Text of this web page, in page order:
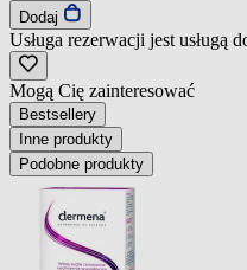
Dodaj
Usługa rezerwacji jest usługą
Mogą Cię zainteresować
Bestsellery
Inne produkty
Podobne produkty